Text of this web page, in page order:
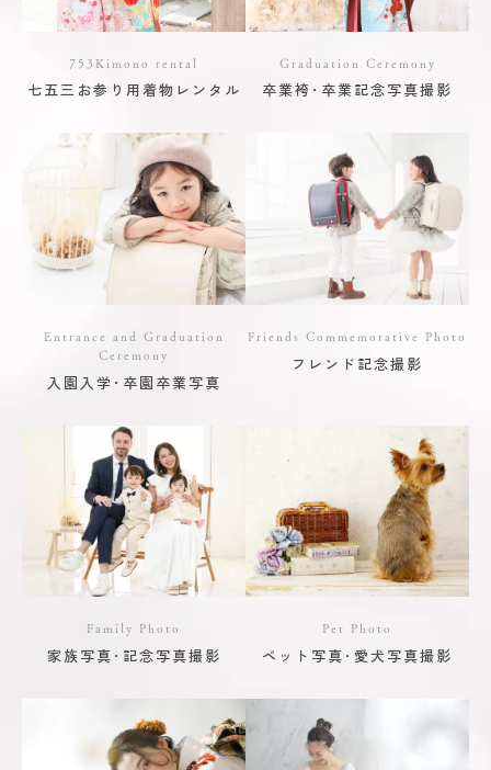
753Kimono rental
七五三お参り用着物レンタル
Graduation Ceremony
卒業袴･卒業記念写真撮影
Entrance and Graduation
Ceremony
入園入学･卒園卒業写真
Friends Commemorative Photo
フレンド記念撮影
Family Photo
家族写真･記念写真撮影
Pet Photo
ペット写真･愛犬写真撮影